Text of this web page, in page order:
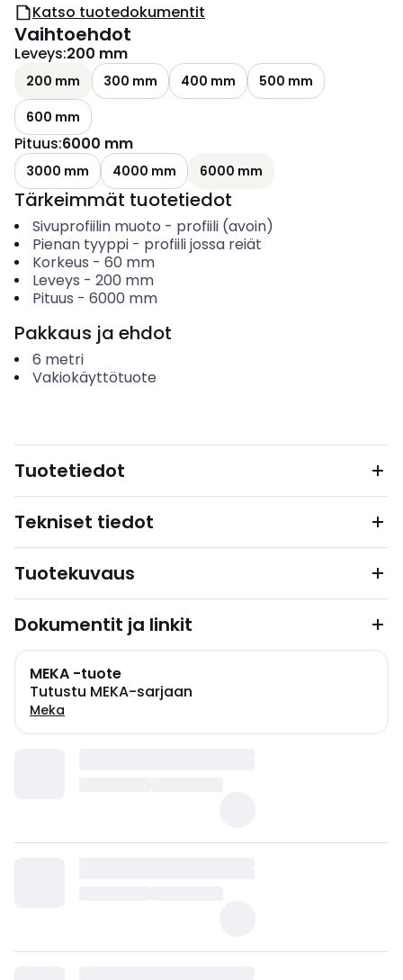
Katso tuotedokumentit
Vaihtoehdot
Leveys:200 mm
200 mm 300 mm 400 mm
500 mm
600 mm
Pituus:6000 mm
3000 mm 4000 mm 6000 mm
Tärkeimmät tuotetiedot
Sivuprofiilin muoto - profiili (avoin)
Pienan tyyppi- profiili jossa reiät
Korkeus - 60 mm
Leveys - 200 mm
Pituus - 6000 mm
Pakkaus ja ehdot
6 metri
Vakiokäyttötuote
Tuotetiedot
Tekniset tiedot
Tuotekuvaus
Dokumentit ja linkit
MEKA -tuote
Tutustu MEKA-sarjaan
Meka